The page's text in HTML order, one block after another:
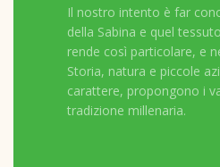
Il nostro intento è far
della Sabina e quel
rende così particolare, e
Storia, natura e piccole
carattere, propongono i
tradizione millenaria.